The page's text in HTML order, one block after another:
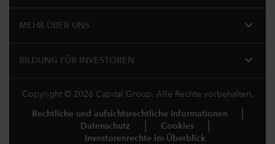
MEHR ÜBER UNS expand_more
BILDUNG FÜR INVESTOREN expand_more
Copyright © 2026 Capital Group. Alle Rechte vorbehalten.
Rechtliche und aufsichtsrechtliche Informationen
Datenschutz
Cookies
Investorenrechte im Überblick